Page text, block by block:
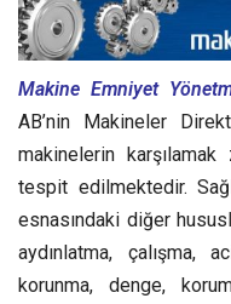
Makine Emniyet
AB’nin Makineler
makinelerin
tespit edilmektedir.
esnasındaki diğer
aydınlatma, çalışma,
korunma, denge,